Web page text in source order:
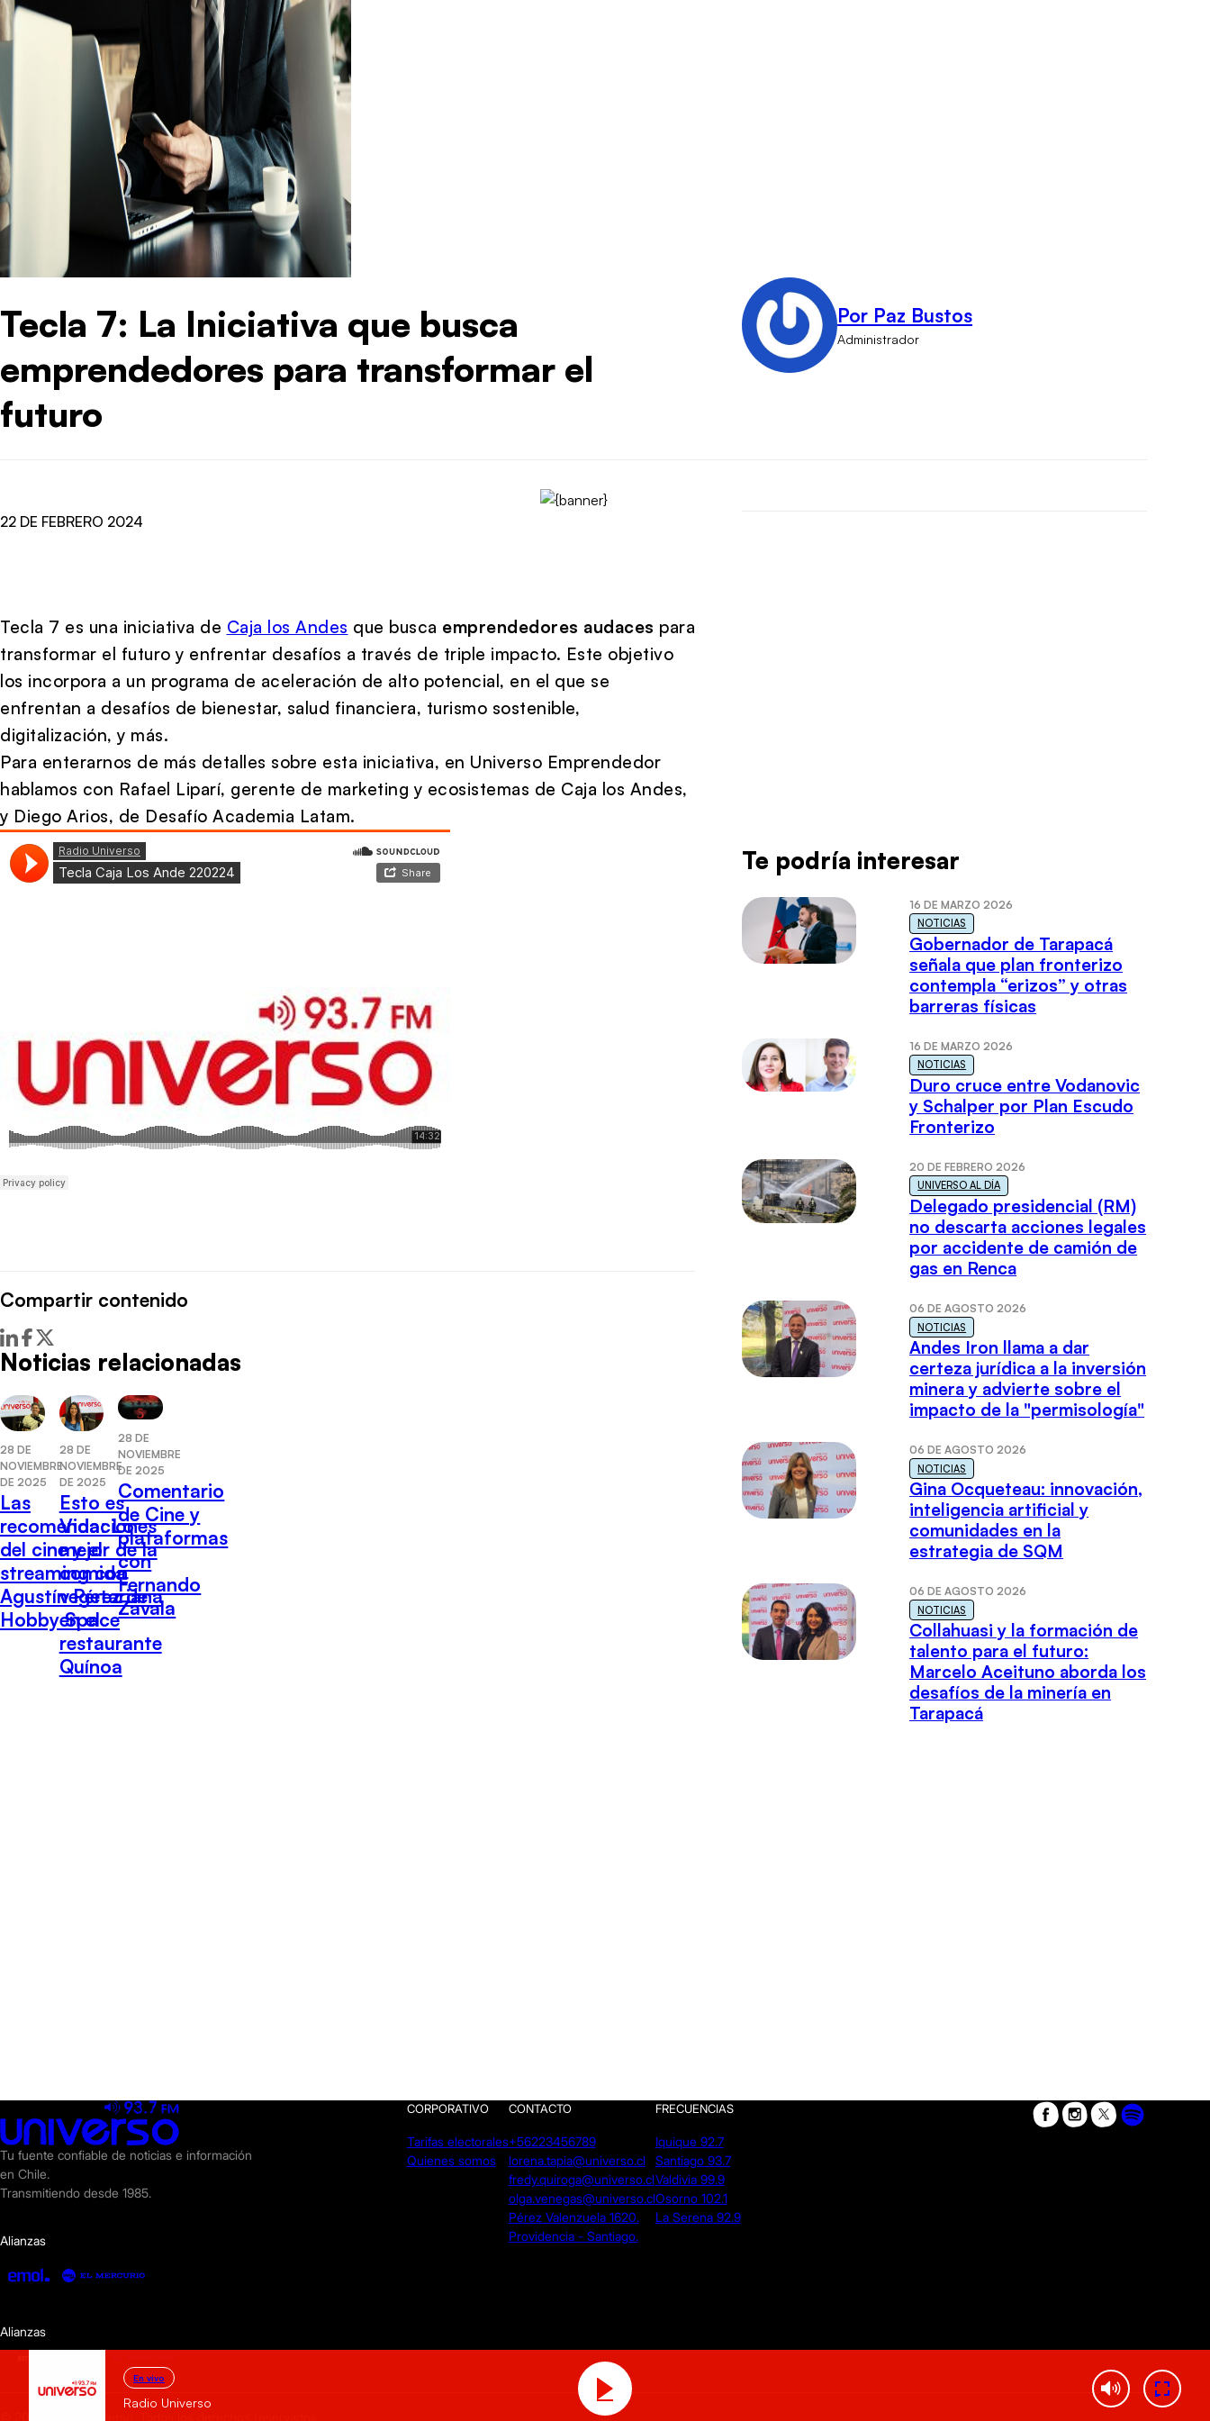
Tecla 7: La Iniciativa que busca
emprendedores para transformar el
futuro
Por Paz Bustos
Administrador
22 DE FEBRERO 2024
Tecla 7 es una iniciativa de Caja los Andes que busca emprendedores audaces para
transformar el futuro y enfrentar desafíos a través de triple impacto. Este objetivo
los incorpora a un programa de aceleración de alto potencial, en el que se
enfrentan a desafíos de bienestar, salud financiera, turismo sostenible,
digitalización, y más.
Para enterarnos de más detalles sobre esta iniciativa, en Universo Emprendedor
hablamos con Rafael Liparí, gerente de marketing y ecosistemas de Caja los Andes,
y Diego Arios, de Desafío Academia Latam.
Compartir contenido
Noticias relacionadas
28 DE
NOVIEMBRE
DE 2025
Las
recomendaciones
del cine y el
streaming con
Agustín Pérez de
Hobby Space
28 DE
NOVIEMBRE
DE 2025
Esto es
Vida: Lo
mejor de la
comida
vegetariana
en el
restaurante
Quínoa
28 DE
NOVIEMBRE
DE 2025
Comentario
de Cine y
plataformas
con
Fernando
Zavala
Te podría interesar
16 DE MARZO 2026
NOTICIAS
Gobernador de Tarapacá
señala que plan fronterizo
contempla “erizos” y otras
barreras físicas
16 DE MARZO 2026
NOTICIAS
Duro cruce entre Vodanovic
y Schalper por Plan Escudo
Fronterizo
20 DE FEBRERO 2026
UNIVERSO AL DÍA
Delegado presidencial (RM)
no descarta acciones legales
por accidente de camión de
gas en Renca
06 DE AGOSTO 2026
NOTICIAS
Andes Iron llama a dar
certeza jurídica a la inversión
minera y advierte sobre el
impacto de la "permisología"
06 DE AGOSTO 2026
NOTICIAS
Gina Ocqueteau: innovación,
inteligencia artificial y
comunidades en la
estrategia de SQM
06 DE AGOSTO 2026
NOTICIAS
Collahuasi y la formación de
talento para el futuro:
Marcelo Aceituno aborda los
desafíos de la minería en
Tarapacá
En vivo
Radio Universo
Tu fuente confiable de noticias e información
en Chile.
Transmitiendo desde 1985.
Alianzas
CORPORATIVO
Tarifas electorales
Quienes somos
CONTACTO
+56223456789
lorena.tapia@universo.cl
fredy.quiroga@universo.cl
olga.venegas@universo.cl
Pérez Valenzuela 1620.
Providencia - Santiago.
FRECUENCIAS
Iquique 92.7
Santiago 93.7
Valdivia 99.9
Osorno 102.1
La Serena 92.9
Alianzas